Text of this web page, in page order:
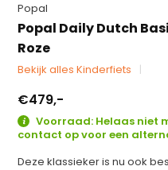
Popal
Popal Daily Dutch
Roze
Bekijk alles Kinderfiets
€479,-
Voorraad: Helaas niet
contact op voor een
Deze klassieker is nu ook